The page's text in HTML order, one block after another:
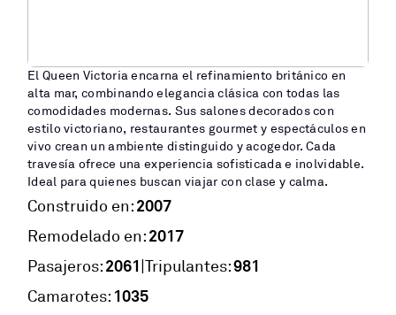
El Queen Victoria encarna el refinamiento británico en
alta mar, combinando elegancia clásica con todas las
comodidades modernas. Sus salones decorados con
estilo victoriano, restaurantes gourmet y espectáculos en
vivo crean un ambiente distinguido y acogedor. Cada
travesía ofrece una experiencia sofisticada e inolvidable.
Ideal para quienes buscan viajar con clase y calma.
Construido en:2007
Remodelado en:2017
Pasajeros:2061|Tripulantes:981
Camarotes: 1035